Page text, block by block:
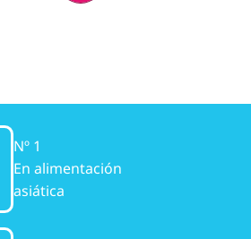
Nº 1
En alimentación
asiática